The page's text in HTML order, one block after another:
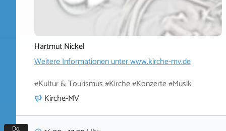
Hartmut Nickel
Weitere Informationen unterwww.kirche-mv.de
#Kultur & Tourismus #Kirche #Konzerte #Musik
Kirche-MV
Do.